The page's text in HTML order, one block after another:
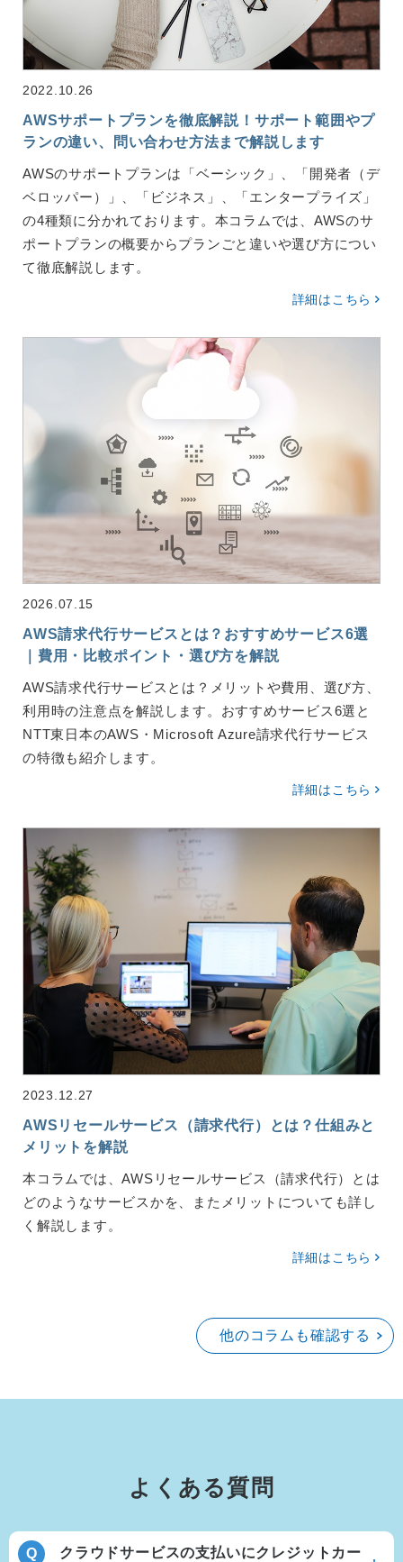
2022.10.26
AWSサポートプランを徹底解説！サポート範囲やプ
ランの違い、問い合わせ方法まで解説します
AWSのサポートプランは「ベーシック」、「開発者（デ
ベロッパー）」、「ビジネス」、「エンタープライズ」
の4種類に分かれております。本コラムでは、AWSのサ
ポートプランの概要からプランごと違いや選び方につい
て徹底解説します。
詳細はこちら
2026.07.15
AWS請求代行サービスとは？おすすめサービス6選
｜費用・比較ポイント・選び方を解説
AWS請求代行サービスとは？メリットや費用、選び方、
利用時の注意点を解説します。おすすめサービス6選と
NTT東日本のAWS・Microsoft Azure請求代行サービス
の特徴も紹介します。
詳細はこちら
2023.12.27
AWSリセールサービス（請求代行）とは？仕組みと
メリットを解説
本コラムでは、AWSリセールサービス（請求代行）とは
どのようなサービスかを、またメリットについても詳し
く解説します。
詳細はこちら
他のコラムも確認する
よくある質問
クラウドサービスの支払いにクレジットカー